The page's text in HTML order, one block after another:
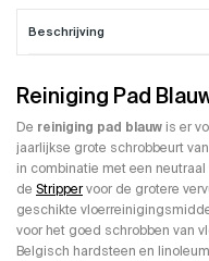
Beschrijving
Reiniging Pad
De reiniging pad blauw is er
jaarlijkse grote schrobbeurt
in combinatie met een
de Strippervoor de grotere
geschikte
voor het goed schrobben van
Belgisch hardsteen en